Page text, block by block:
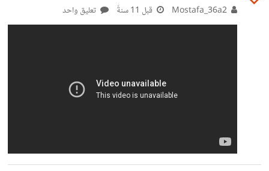
قبل 11 سنةً تعليق واحد